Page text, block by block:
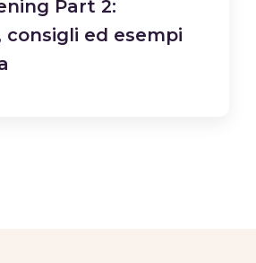
Part 2:
consigli ed esempi